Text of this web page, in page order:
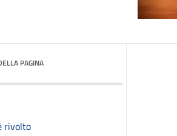
PAGINA
rivolto